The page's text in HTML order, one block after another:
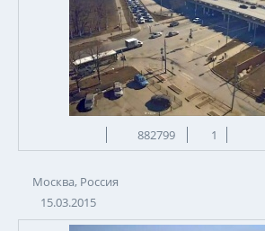
882799 1
Москва, Россия
15.03.2015